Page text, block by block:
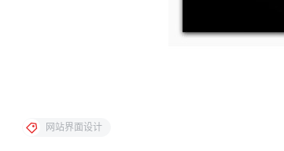
网站界面设计